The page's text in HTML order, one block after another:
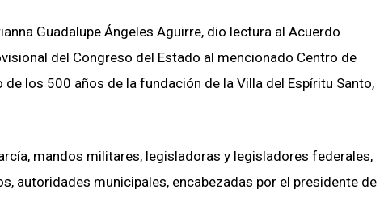
Guadalupe Ángeles Aguirre, dio lectura al Acuerdo
del Congreso del Estado al mencionado Centro de
los 500 años de la fundación de la Villa del Espíritu Santo,
mandos militares, legisladoras y legisladores federales,
autoridades municipales, encabezadas por el presidente de